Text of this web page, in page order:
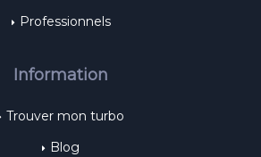
Professionnels
Information
Trouver mon turbo
Blog